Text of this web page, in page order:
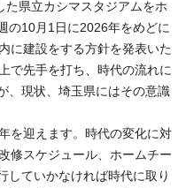
た県立カシマスタジアムをホ
の10月1日に2026年をめどに
に建設をする方針を発表いた
で先手を打ち、時代の流れに
、現状、埼玉県にはその意識
を迎えます。時代の変化に対
修スケジュール、ホームチー
していかなければ時代に取り